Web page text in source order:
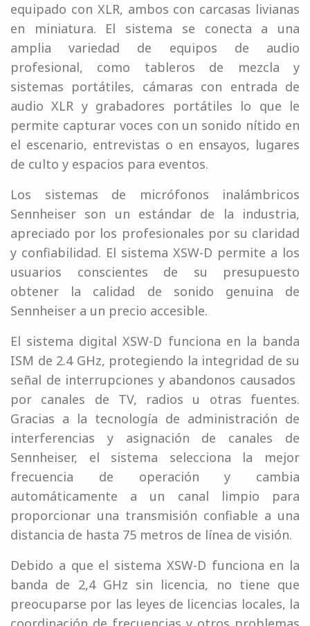
equipado con XLR, ambos con carcasas livianas
en miniatura. El sistema se conecta a una
amplia variedad de equipos de audio
profesional, como tableros de mezcla y
sistemas portátiles, cámaras con entrada de
audio XLR y grabadores portátiles lo que le
permite capturar voces con un sonido nítido en
el escenario, entrevistas o en ensayos, lugares
de culto y espacios para eventos.
Los sistemas de micrófonos inalámbricos
Sennheiser son un estándar de la industria,
apreciado por los profesionales por su claridad
y confiabilidad. El sistema XSW-D permite a los
usuarios conscientes de su presupuesto
obtener la calidad de sonido genuina de
Sennheiser a un precio accesible.
El sistema digital XSW-D funciona en la banda
ISM de 2.4 GHz, protegiendo la integridad de su
señal de interrupciones y abandonos causados ​​
por canales de TV, radios u otras fuentes.
Gracias a la tecnología de administración de
interferencias y asignación de canales de
Sennheiser, el sistema selecciona la mejor
frecuencia de operación y cambia
automáticamente a un canal limpio para
proporcionar una transmisión confiable a una
distancia de hasta 75 metros de línea de visión.
Debido a que el sistema XSW-D funciona en la
banda de 2,4 GHz sin licencia, no tiene que
preocuparse por las leyes de licencias locales, la